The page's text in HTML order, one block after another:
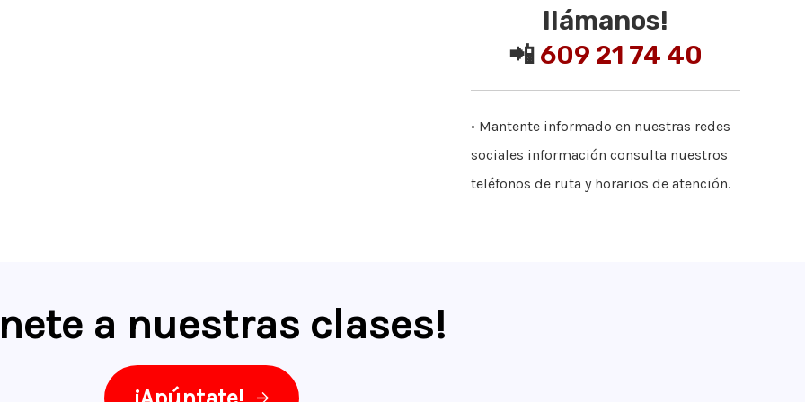
llámanos!
📲 609 21 74 40
• Mantente informado en nuestras redes
sociales información consulta nuestros
teléfonos de ruta y horarios de atención.
a nuestras clases!